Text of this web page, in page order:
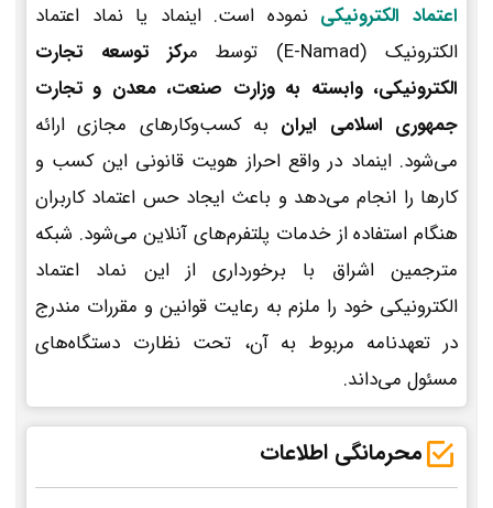
اعتماد الکترونیکی نموده است. اینماد یا نماد اعتماد
الکترونیک (E-Namad) توسط م
رکز توسعه تجارت
الکترونیکی، وابسته به وزارت صنعت، معدن و تجارت
جمهوری اسلامی ایران به کسب‌وکارهای مجازی ارائه
می‌شود. اینماد در واقع احراز هویت قانونی این کسب و
کارها را انجام می‌دهد و باعث ایجاد حس اعتماد کاربران
هنگام استفاده از خدمات پلتفرم‌های آنلاین می‌شود. شبکه
مترجمین اشراق با برخورداری از این نماد اعتماد
الکترونیکی خود را ملزم به رعایت قوانین و مقررات مندرج
در تعهدنامه مربوط به آن، تحت نظارت دستگاه‌های
مسئول می‌داند.
محرمانگی اطلاعات